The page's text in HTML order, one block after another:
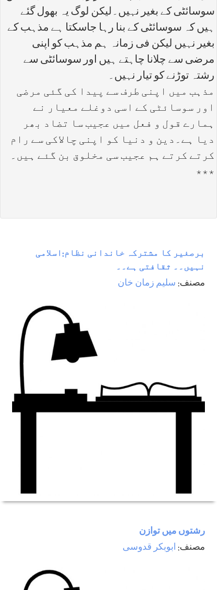
سوسائٹی کے بغیر نہیں۔لیکن لوگ یہ بھول گئے
ہیں کہ سوسائٹی کے بنا رہا جاسکتا ہے مذہب کے
بغیر نہیں لیکن فی زمانہ ہم مذہب کو اپنی
مرضی سے چلانا چاہتے ہیں اور سوسائٹی سے
رشتہ توڑنے کو تیار نہیں۔
مذہب میں اپنی طرف سے پیدا کی گئی مرضی
اور سوسائٹی کے اسی دوغلے معیار نے
ہمارے قول و فعل میں عجیب سا تضاد بھر
دیا ہے۔دین و دنیا کو اپنی چالاکی سے رام
کرتے کرتے ہم عجیب سی مخلوق بن گئے ہیں۔
٭٭٭
برصغیر کا مشترکہ خاندانی نظام:اسلامی
نہیں۔۔ ثقافتی ہے۔۔
مصنف: سليم زمان خان
رشتوں ميں توازن
مصنف: ابوبکر قدوسی